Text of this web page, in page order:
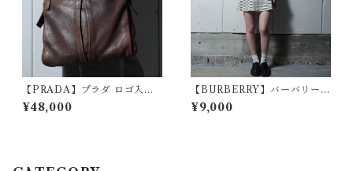
【PRADA】プラダ ロゴ入レ
ザーショルダーバッグ brown
¥48,000
【BURBERRY】バーバリー
ロゴプリントボーダーワンピ
ース white&black
¥9,000